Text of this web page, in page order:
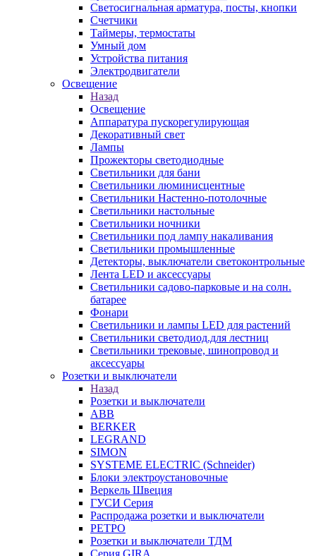
Светосигнальная арматура, посты, кнопки
Счетчики
Таймеры, термостаты
Умный дом
Устройства питания
Электродвигатели
Освещение
Назад
Освещение
Аппаратура пускорегулирующая
Декоративный свет
Лампы
Прожекторы светодиодные
Светильники для бани
Светильники люминисцентные
Светильники Настенно-потолочные
Светильники настольные
Светильники ночники
Светильники под лампу накаливания
Светильники промышленные
Детекторы, выключатели светоконтрольные
Лента LED и аксессуары
Светильники садово-парковые и на солн.
батарее
Фонари
Светильники и лампы LED для растений
Светильники светодиод.для лестниц
Светильники трековые, шинопровод и
аксессуары
Розетки и выключатели
Назад
Розетки и выключатели
ABB
BERKER
LEGRAND
SIMON
SYSTEME ELECTRIC (Schneider)
Блоки электроустановочные
Веркель Швеция
ГУСИ Серия
Распродажа розетки и выключатели
РЕТРО
Розетки и выключатели ТДМ